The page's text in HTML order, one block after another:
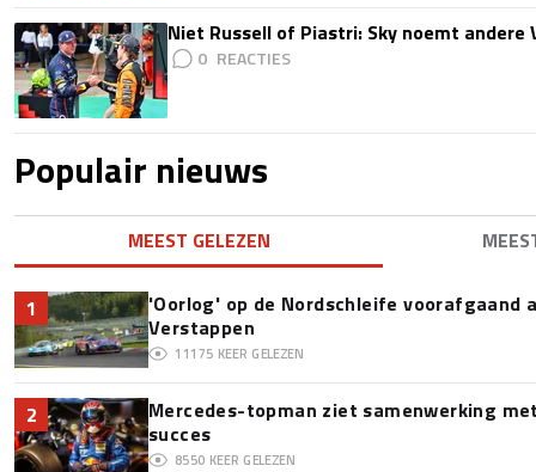
Niet Russell of Piastri: Sky noemt
0
Populair nieuws
MEEST GELEZEN
1
'Oorlog' op de Nordschleife voorafgaand
Verstappen
11175 KEER GELEZEN
2
Mercedes-topman ziet samenwerking
succes
8550 KEER GELEZEN